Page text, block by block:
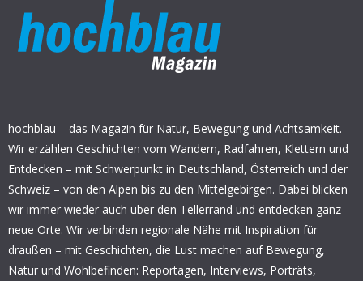
hochblau – das Magazin für Natur, Bewegung und Achtsamkeit.
Wir erzählen Geschichten vom Wandern, Radfahren, Klettern und
Entdecken – mit Schwerpunkt in Deutschland, Österreich und der
Schweiz – von den Alpen bis zu den Mittelgebirgen. Dabei blicken
wir immer wieder auch über den Tellerrand und entdecken ganz
neue Orte. Wir verbinden regionale Nähe mit Inspiration für
draußen – mit Geschichten, die Lust machen auf Bewegung,
Natur und Wohlbefinden: Reportagen, Interviews, Porträts,